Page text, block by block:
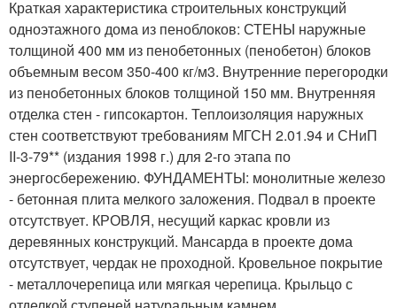
Краткая характеристика строительных конструкций
одноэтажного дома из пеноблоков: СТЕНЫ наружные
толщиной 400 мм из пенобетонных (пенобетон) блоков
объемным весом 350-400 кг/м3. Внутренние перегородки
из пенобетонных блоков толщиной 150 мм. Внутренняя
отделка стен - гипсокартон. Теплоизоляция наружных
стен соответствуют требованиям МГСН 2.01.94 и СНиП
II-3-79** (издания 1998 г.) для 2-го этапа по
энергосбережению. ФУНДАМЕНТЫ: монолитные железо
- бетонная плита мелкого заложения. Подвал в проекте
отсутствует. КРОВЛЯ, несущий каркас кровли из
деревянных конструкций. Мансарда в проекте дома
отсутствует, чердак не проходной. Кровельное покрытие
- металлочерепица или мягкая черепица. Крыльцо с